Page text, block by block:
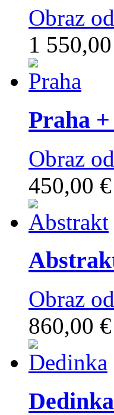
Obraz
1
Praha
Obraz
450,00 €
Obraz
860,00 €
Dedinka